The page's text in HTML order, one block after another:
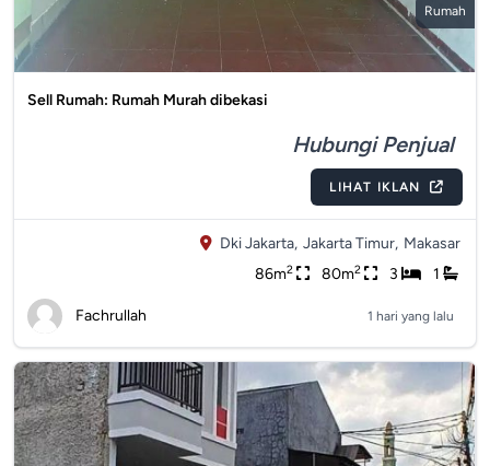
Rumah
Sell Rumah: Rumah Murah dibekasi
Hubungi Penjual
LIHAT IKLAN
Dki Jakarta, Jakarta Timur, Makasar
86m2 80m2 3 1
Fachrullah 1 hari yang lalu